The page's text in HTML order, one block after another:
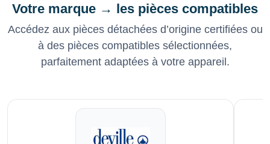
Votre marque → les pièces compatibles
Accédez aux pièces détachées d’origine certifiées ou
à des pièces compatibles sélectionnées,
parfaitement adaptées à votre appareil.